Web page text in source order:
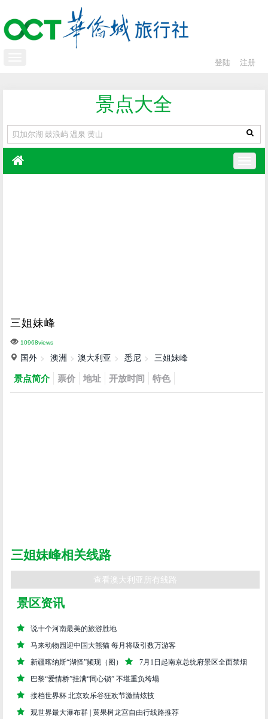
登陆 注册
景点大全
三姐妹峰
10968views
国外 澳洲 澳大利亚 悉尼 三姐妹峰
景点简介 票价 地址 开放时间 特色
三姐妹峰相关线路
查看澳大利亚所有线路
景区资讯
说十个河南最美的旅游胜地
马来动物园迎中国大熊猫 每月将吸引数万游客
新疆喀纳斯“湖怪”频现（图）
7月1日起南京总统府景区全面禁烟
巴黎“爱情桥”挂满“同心锁” 不堪重负垮塌
接档世界杯 北京欢乐谷狂欢节激情炫技
观世界最大瀑布群 | 黄果树龙宫自由行线路推荐